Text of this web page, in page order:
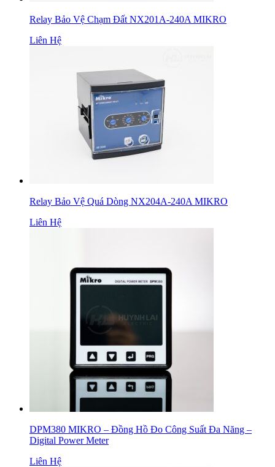
Relay Bảo Vệ Chạm Đất NX201A-240A MIKRO
Liên Hệ
Relay Bảo Vệ Quá Dòng NX204A-240A MIKRO
Liên Hệ
DPM380 MIKRO – Đồng Hồ Đo Công Suất Đa Năng –
Digital Power Meter
Liên Hệ